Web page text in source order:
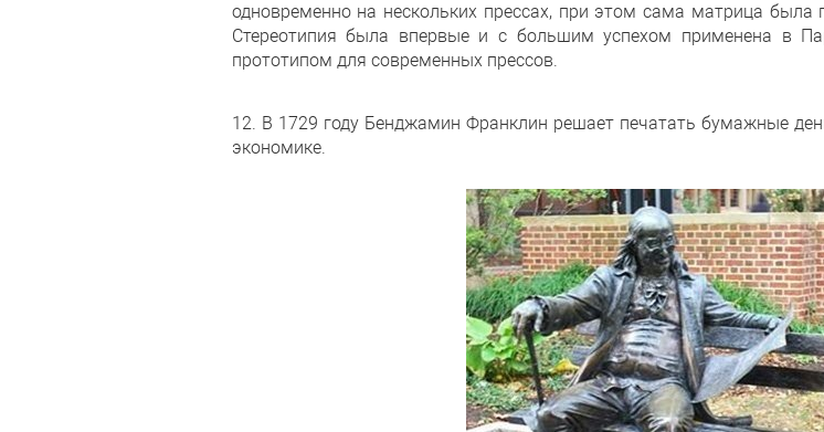
одновременно на нескольких прессах, при этом сама матрица была
Стереотипия была впервые и с большим успехом применена в
прототипом для современных прессов.
12. В 1729 году Бенджамин Франклин решает печатать бумажные
экономике.